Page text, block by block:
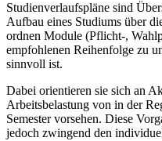
Studienverlaufspläne sind
Aufbau eines Studiums über
ordnen Module (Pflicht-,
empfohlenen Reihenfolge zu
sinnvoll ist.
Dabei orientieren sie sich an
Arbeitsbelastung von in der
Semester vorsehen. Diese
jedoch zwingend den